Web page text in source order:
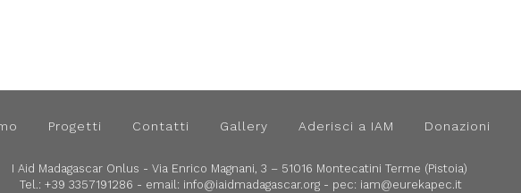
Progetti Contatti Gallery Aderisci a IAM Donazioni
I Aid Madagascar Onlus - Via Enrico Magnani, 3 – 51016 Montecatini Terme (Pistoia)
Tel.: +39 3357191286 - email: info@iaidmadagascar.org - pec: iam@eurekapec.it